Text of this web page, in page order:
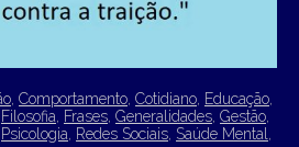
Comportamento Cotidiano Educação
Filosofia Frases Generalidades Gestão
Psicologia Redes Sociais Saúde Mental